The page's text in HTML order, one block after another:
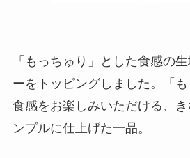
「もっちゅり」とした食感の
ーをトッピングしました。「
食感をお楽しみいただける、
ンプルに仕上げた一品。